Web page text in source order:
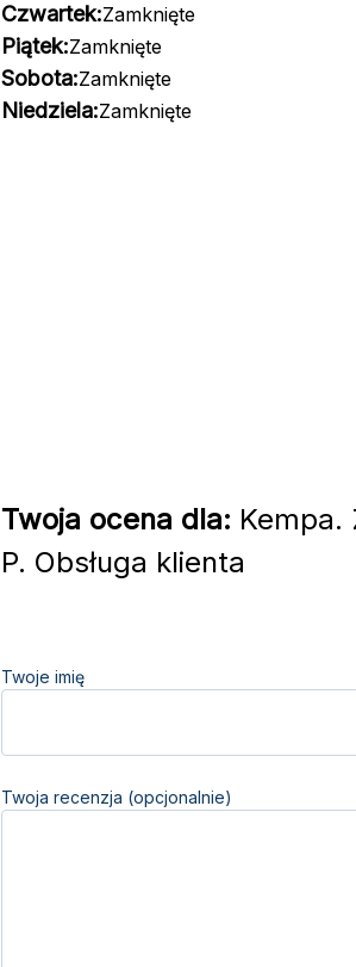
Czwartek:Zamknięte
Piątek:Zamknięte
Sobota:Zamknięte
Niedziela:Zamknięte
Twoja ocena dla: Kempa.
P. Obsługa klienta
Twoje imię
Twoja recenzja (opcjonalnie)